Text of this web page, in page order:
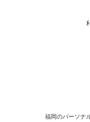
【TV
「ね
福岡のパーソナ